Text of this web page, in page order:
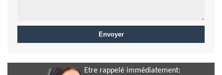
Etre rappelé immédiatement: